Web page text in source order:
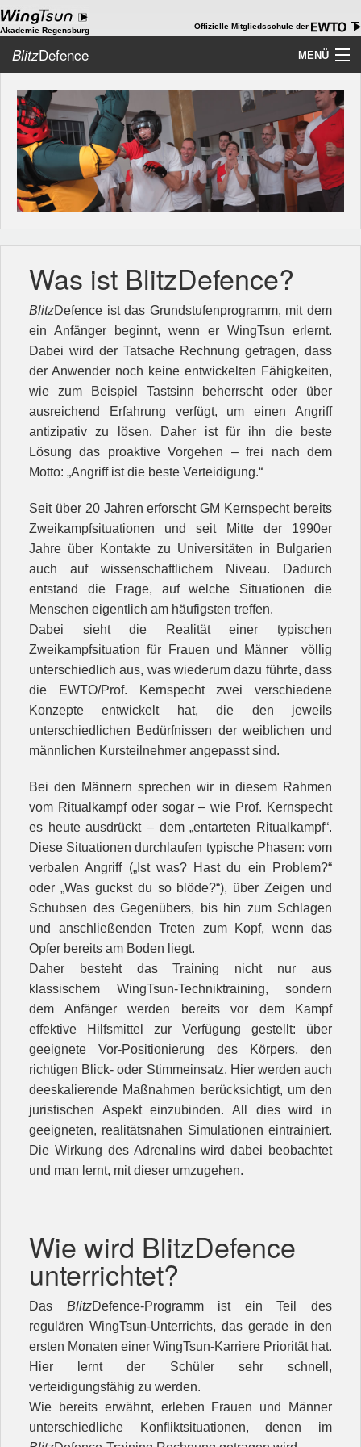
Akademie Regensburg Offizielle Mitgliedsschule der
BlitzDefence MENÜ
Home
Akademie
WingTsun
Kids-WingTsun
ChiKung
WT als Beruf
Team
Galerie
Kontakt
Unterricht
Was ist BlitzDefence?
BlitzDefence ist das Grundstufenprogramm, mit dem
ein Anfänger beginnt, wenn er WingTsun erlernt.
Dabei wird der Tatsache Rechnung getragen, dass
der Anwender noch keine entwickelten Fähigkeiten,
wie zum Beispiel Tastsinn beherrscht oder über
ausreichend Erfahrung verfügt, um einen Angriff
antizipativ zu lösen. Daher ist für ihn die beste
Lösung das proaktive Vorgehen – frei nach dem
Motto: „Angriff ist die beste Verteidigung.“
Seit über 20 Jahren erforscht GM Kernspecht bereits
Zweikampfsituationen und seit Mitte der 1990er
Jahre über Kontakte zu Universitäten in Bulgarien
auch auf wissenschaftlichem Niveau. Dadurch
entstand die Frage, auf welche Situationen die
Menschen eigentlich am häufigsten treffen.
Dabei sieht die Realität einer typischen
Zweikampfsituation für Frauen und Männer völlig
unterschiedlich aus, was wiederum dazu führte, dass
die EWTO/Prof. Kernspecht zwei verschiedene
Konzepte entwickelt hat, die den jeweils
unterschiedlichen Bedürfnissen der weiblichen und
männlichen Kursteilnehmer angepasst sind.
Bei den Männern sprechen wir in diesem Rahmen
vom Ritualkampf oder sogar – wie Prof. Kernspecht
es heute ausdrückt – dem „entarteten Ritualkampf“.
Diese Situationen durchlaufen typische Phasen: vom
verbalen Angriff („Ist was? Hast du ein Problem?“
oder „Was guckst du so blöde?“), über Zeigen und
Schubsen des Gegenübers, bis hin zum Schlagen
und anschließenden Treten zum Kopf, wenn das
Opfer bereits am Boden liegt.
Daher besteht das Training nicht nur aus
klassischem WingTsun-Techniktraining, sondern
dem Anfänger werden bereits vor dem Kampf
effektive Hilfsmittel zur Verfügung gestellt: über
geeignete Vor-Positionierung des Körpers, den
richtigen Blick- oder Stimmeinsatz. Hier werden auch
deeskalierende Maßnahmen berücksichtigt, um den
juristischen Aspekt einzubinden. All dies wird in
geeigneten, realitätsnahen Simulationen eintrainiert.
Die Wirkung des Adrenalins wird dabei beobachtet
und man lernt, mit dieser umzugehen.
Wie wird BlitzDefence
unterrichtet?
Das BlitzDefence-Programm ist ein Teil des
regulären WingTsun-Unterrichts, das gerade in den
ersten Monaten einer WingTsun-Karriere Priorität hat.
Hier lernt der Schüler sehr schnell,
verteidigungsfähig zu werden.
Wie bereits erwähnt, erleben Frauen und Männer
unterschiedliche Konfliktsituationen, denen im